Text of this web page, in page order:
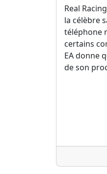
Real
la célèbre
téléphone
certains
EA donne
de son